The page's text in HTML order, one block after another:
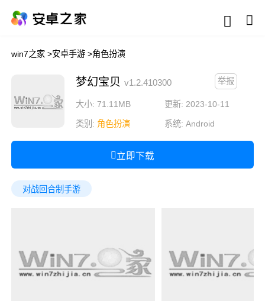
win7之家 >安卓手游 >角色扮演
梦幻宝贝 v1.2.410300 举报
大小: 71.11MB 更新: 2023-10-11
类别: 角色扮演 系统:Android
立即下载
对战回合制手游